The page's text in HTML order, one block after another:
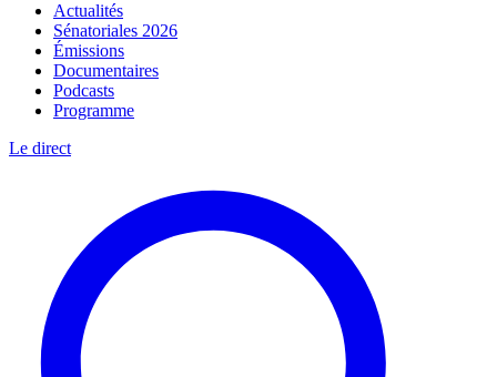
Actualités
Sénatoriales 2026
Émissions
Documentaires
Podcasts
Programme
Le direct